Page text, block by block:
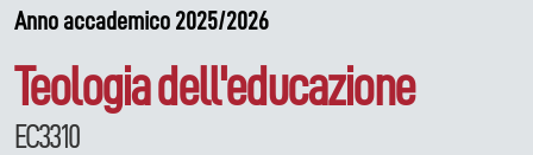
Anno accademico 2025/2026
Teologia dell'educazione
EC3310